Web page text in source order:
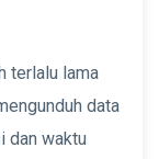
terlalu lama
data
dan waktu